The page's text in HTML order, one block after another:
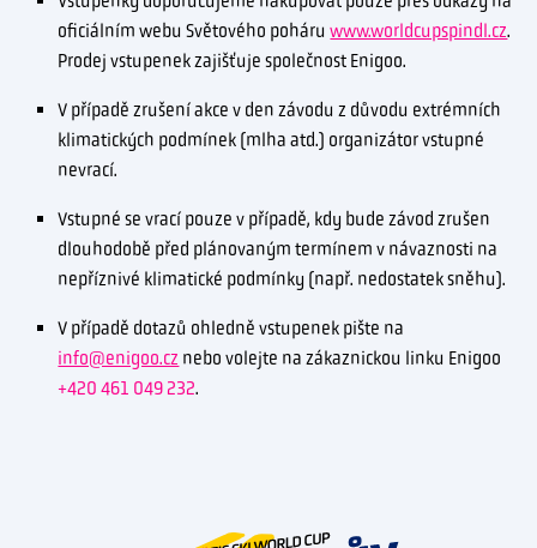
oficiálním webu Světového poháruwww.worldcupspindl.cz.
Prodej vstupenek zajišťuje společnost Enigoo.
V případě zrušení akce v den závodu z důvodu extrémních
klimatických podmínek (mlha atd.) organizátor vstupné
nevrací.
Vstupné se vrací pouze v případě, kdy bude závod zrušen
dlouhodobě před plánovaným termínem v návaznosti na
nepříznivé klimatické podmínky (např. nedostatek sněhu).
V případě dotazů ohledně vstupenek pište na
info@enigoo.cz nebo volejte na zákaznickou linku Enigoo
+420 461 049 232.